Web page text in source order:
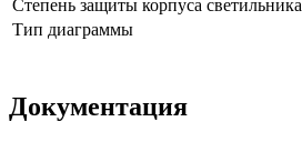
Степень защиты корпуса светильника
Тип диаграммы
Документация